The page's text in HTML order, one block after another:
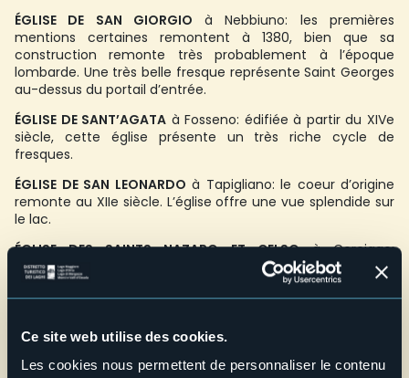
Ce site web utilise des cookies.
Les cookies nous permettent de personnaliser le contenu
ÉGLISE DE SAN GIORGIO à Nebbiuno: les premières
mentions certaines remontent à 1380, bien que sa
construction remonte très probablement à l’époque
lombarde. Une très belle fresque représente Saint Georges
au-dessus du portail d’entrée.
ÉGLISE DE SANT’AGATA à Fosseno: édifiée à partir du XIVe
siècle, cette église présente un très riche cycle de
fresques.
ÉGLISE DE SAN LEONARDO à Tapigliano: le coeur d’origine
remonte au XIIe siècle. L’église offre une vue splendide sur
le lac.
ÉGLISE DES SAINTS NAZARO ET CELSOà Corciago:
probablement une des cent églises que San Giulio fit
édifier au IVe siècle.
maisons médiévales traversé par de petites ruelles étroites
exploitation agricole.